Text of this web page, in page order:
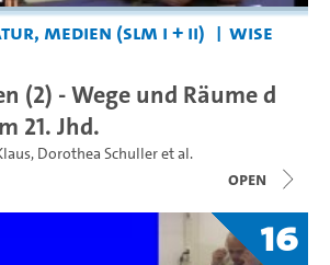
Medien (SLM I + II)
WiSe
(2) - Wege und Räume d
21. Jhd.
, Dorothea Schulleret al.
open
16